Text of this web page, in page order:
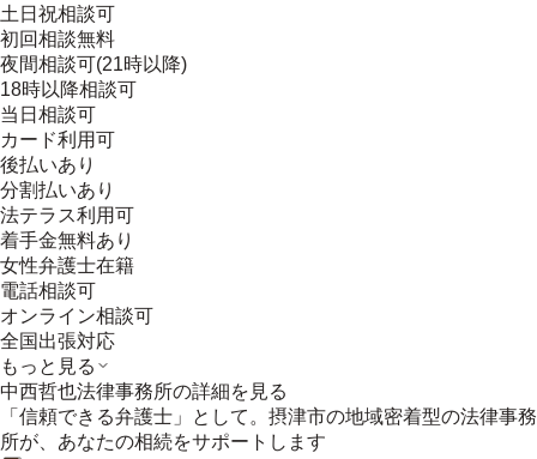
土日祝相談可
初回相談無料
夜間相談可(21時以降)
18時以降相談可
当日相談可
カード利用可
後払いあり
分割払いあり
法テラス利用可
着手金無料あり
女性弁護士在籍
電話相談可
オンライン相談可
全国出張対応
もっと見る
中西哲也法律事務所の詳細を見る
「信頼できる弁護士」として。摂津市の地域密着型の法律事務
所が、あなたの相続をサポートします